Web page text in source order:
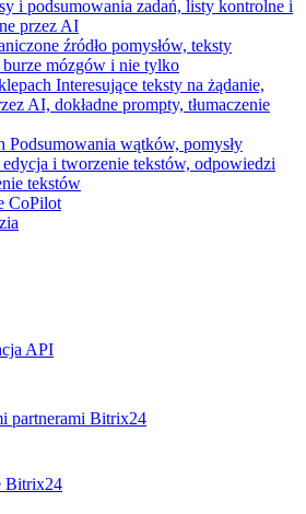
i podsumowania zadań, listy kontrolne i
przez AI
źródło pomysłów, teksty
mózgów i nie tylko
Interesujące teksty na żądanie,
AI, dokładne prompty, tłumaczenie
Podsumowania wątków, pomysły
i tworzenie tekstów, odpowiedzi
tekstów
CoPilot
API
partnerami Bitrix24
Bitrix24